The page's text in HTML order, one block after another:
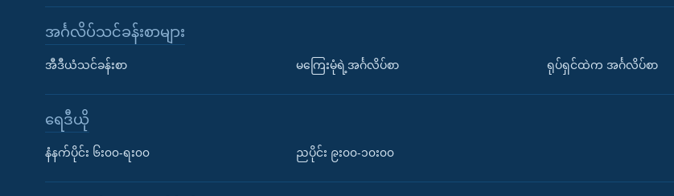
အင်္ဂလိပ်သင်ခန်းစာများ
အီဒီယံသင်ခန်းစာ မကြေးမုံရဲ့အင်္ဂလိပ်စာ ရုပ်ရှင်ထဲက အင်္ဂလိပ်စာ
ရေဒီယို
နံနက်ပိုင်း ၆း၀၀-ရး၀၀ ညပိုင်း ၉း၀၀-၁၀း၀၀